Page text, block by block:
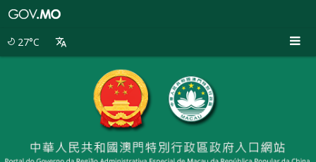
27°C